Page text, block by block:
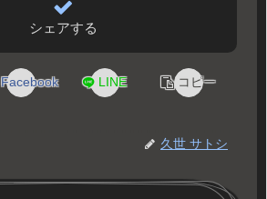
シェアする
Facebook LINE コピー
久世 サトシ